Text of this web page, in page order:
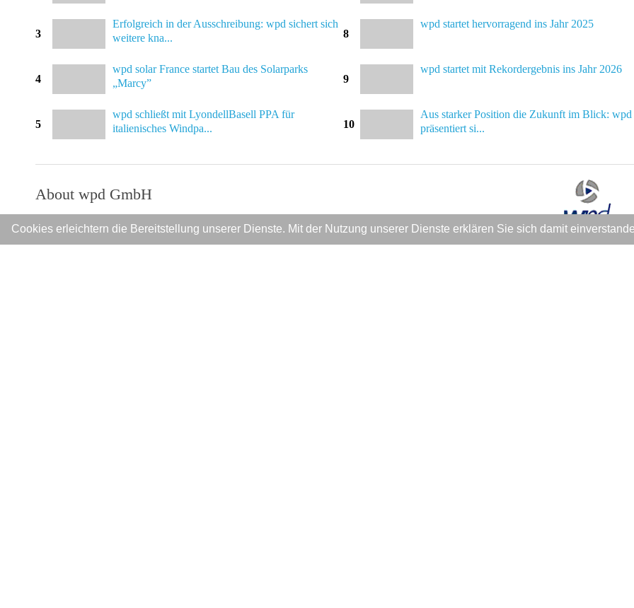
Cookies erleichtern die Bereitstellung unserer Dienste. Mit der Nutzung unserer Dienste erklären Sie sich damit
3
Erfolgreich in der Ausschreibung: wpd sichert sich
weitere kna...
4
wpd solar France startet Bau des Solarparks
„Marcy”
5
wpd schließt mit LyondellBasell PPA für
italienisches Windpa...
8
wpd startet hervorragend ins Jahr 2025
9
wpd startet mit Rekordergebnis ins Jahr 2026
10
Aus starker Position die Zukunft im Blick: wpd
präsentiert si...
About wpd GmbH
wpd was founded in Bremen in 1996 and has developed into one of the leading developers and operators (IRPP)
of onshore wind and solar parks in Europe. wpd GmbH has over 1,300 employees worldwide. In addition to wpd